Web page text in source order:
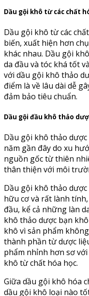
Dầu gội khô từ các chất
Dầu gội khô từ các
biến, xuất hiện hơn
khác nhau. Dầu gội
da đầu và tóc khá tốt
với dầu gội khô thảo
điểm là về lâu dài dễ
đảm bảo tiêu chuẩn.
Dầu gội đầu khô thảo
Dầu gội khô thảo
năm gần đây do xu
nguồn gốc từ thiên
thân thiện với môi
Dầu gội khô thảo dược
hữu cơ và rất lành
đầu, kể cả những làn
khô thảo dược bạn
khô vì sản phẩm
thành phần từ dược
phẩm nhỉnh hơn sơ
khô từ chất hóa học.
Giữa dầu gội khô hóa
dầu gội khô loại nào